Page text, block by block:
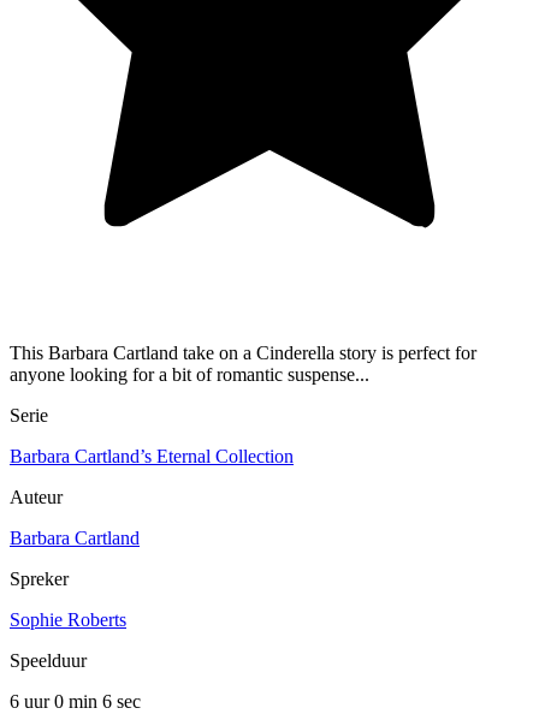
This Barbara Cartland take on a Cinderella story is perfect for
anyone looking for a bit of romantic suspense...
Serie
Barbara Cartland’s Eternal Collection
Auteur
Barbara Cartland
Spreker
Sophie Roberts
Speelduur
6 uur 0 min 6 sec